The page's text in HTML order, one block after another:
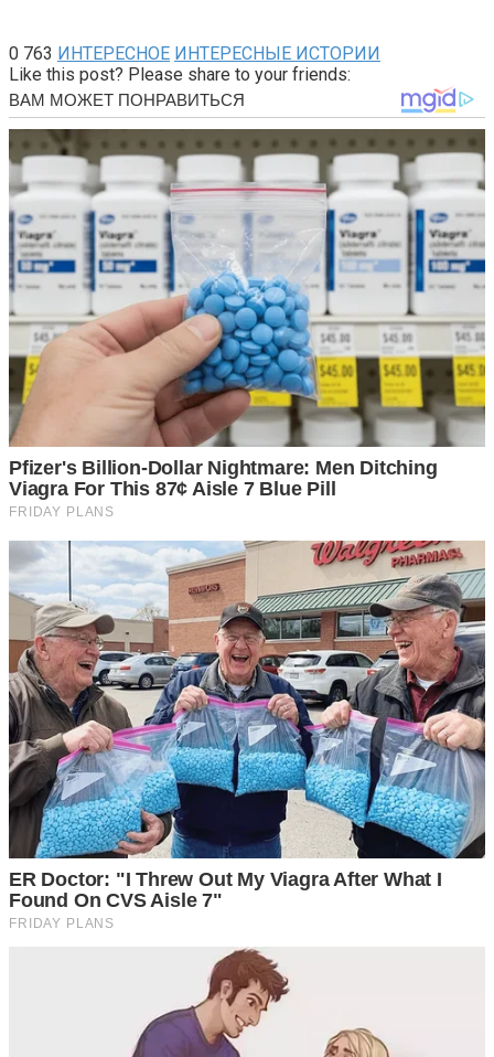
0 763 ИНТЕРЕСНОЕ ИНТЕРЕСНЫЕ ИСТОРИИ
Like this post? Please share to your friends: